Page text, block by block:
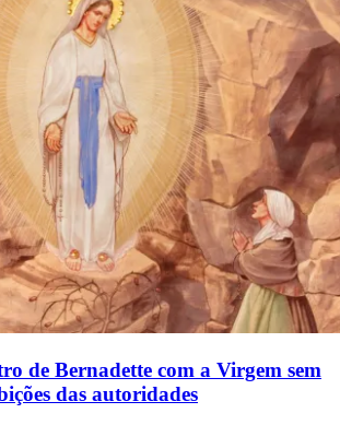
de Bernadette com a Virgem sem
das autoridades